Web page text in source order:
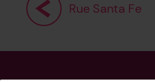
Rue Santa Fe